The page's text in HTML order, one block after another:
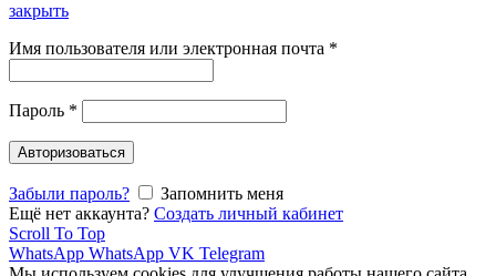
закрыть
Имя пользователя или электронная почта *
Пароль *
Авторизоваться
Забыли пароль?
Запомнить меня
Ещё нет аккаунта? Создать личный кабинет
Scroll To Top
WhatsApp WhatsApp VK Telegram